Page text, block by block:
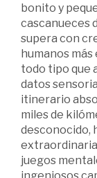
bonito y
cascanueces
supera con
humanos
todo tipo que
datos
itinerario
miles de
desconocido,
juegos